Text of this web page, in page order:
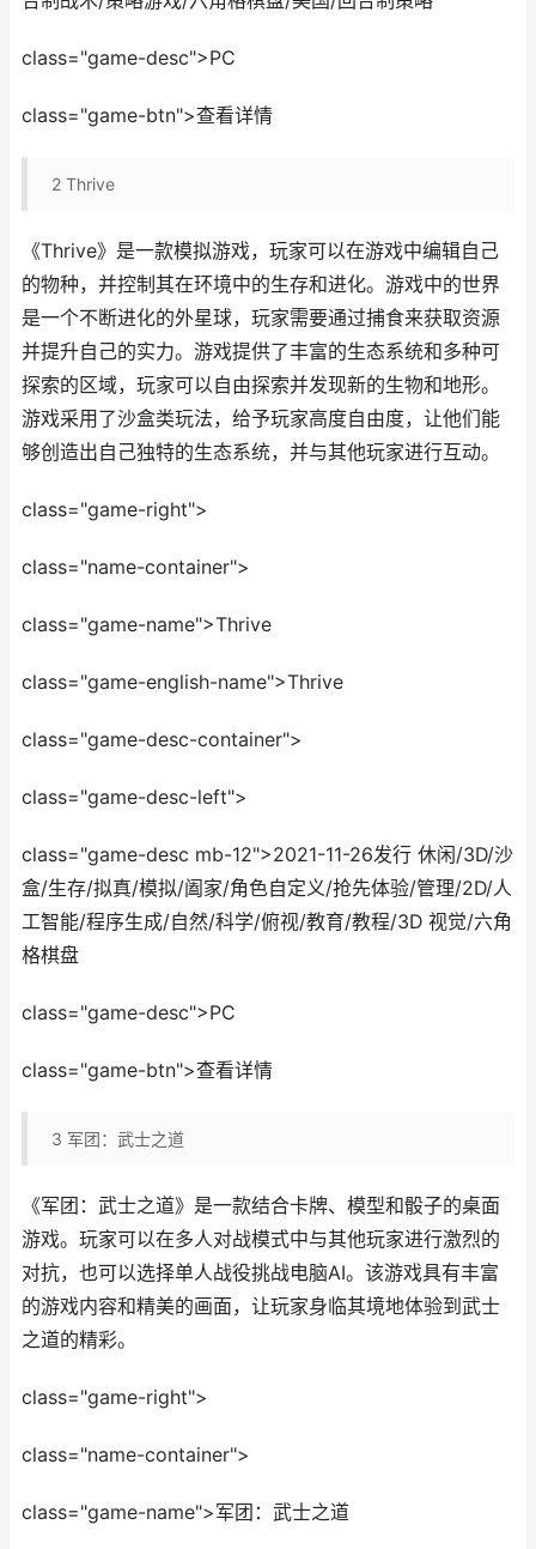
class="game-desc">PC
class="game-btn">查看详情
2 Thrive
《Thrive》是一款模拟游戏，玩家可以在游戏中编辑自己
的物种，并控制其在环境中的生存和进化。游戏中的世界
是一个不断进化的外星球，玩家需要通过捕食来获取资源
并提升自己的实力。游戏提供了丰富的生态系统和多种可
探索的区域，玩家可以自由探索并发现新的生物和地形。
游戏采用了沙盒类玩法，给予玩家高度自由度，让他们能
够创造出自己独特的生态系统，并与其他玩家进行互动。
class="game-right">
class="name-container">
class="game-name">Thrive
class="game-english-name">Thrive
class="game-desc-container">
class="game-desc-left">
class="game-desc mb-12">2021-11-26发行 休闲/3D/沙
盒/生存/拟真/模拟/阖家/角色自定义/抢先体验/管理/2D/人
工智能/程序生成/自然/科学/俯视/教育/教程/3D 视觉/六角
格棋盘
class="game-desc">PC
class="game-btn">查看详情
3 军团：武士之道
《军团：武士之道》是一款结合卡牌、模型和骰子的桌面
游戏。玩家可以在多人对战模式中与其他玩家进行激烈的
对抗，也可以选择单人战役挑战电脑AI。该游戏具有丰富
的游戏内容和精美的画面，让玩家身临其境地体验到武士
之道的精彩。
class="game-right">
class="name-container">
class="game-name">军团：武士之道